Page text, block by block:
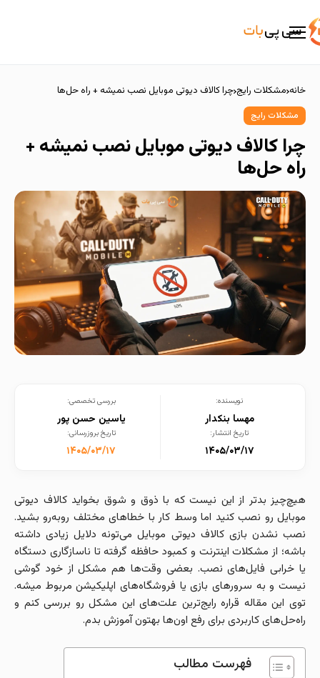
خانه مشکلات رایج چرا کالاف دیوتی موبایل نصب نمیشه + راه حل‌ها
مشکلات رایج
چرا کالاف دیوتی موبایل نصب نمیشه +
راه حل‌ها
نویسنده:
مهسا بنکدار
بررسی تخصصی:
یاسین حسن پور
تاریخ انتشار:
۱۴۰۵/۰۳/۱۷
تاریخ بروزرسانی:
۱۴۰۵/۰۳/۱۷
هیچ‌چیز بدتر از این نیست که با ذوق و شوق بخواید کالاف دیوتی
موبایل رو نصب کنید اما وسط کار با خطاهای مختلف روبه‌رو بشید.
نصب نشدن بازی کالاف دیوتی موبایل می‌تونه دلایل زیادی داشته
باشه؛ از مشکلات اینترنت و کمبود حافظه گرفته تا ناسازگاری دستگاه
یا خرابی فایل‌های نصب. بعضی وقت‌ها هم مشکل از خود گوشی
نیست و به سرورهای بازی یا فروشگاه‌های اپلیکیشن مربوط میشه.
توی این مقاله قراره رایج‌ترین علت‌های این مشکل رو بررسی کنم و
راه‌حل‌های کاربردی برای رفع اون‌ها بهتون آموزش بدم.
فهرست مطالب